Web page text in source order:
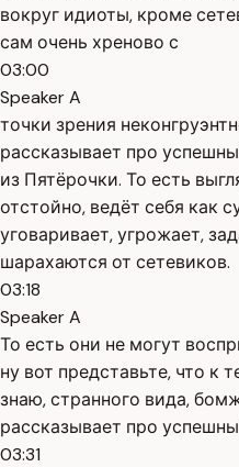
вокруг идиоты, кроме
сам очень хреново с
03:00
Speaker A
точки зрения
рассказывает про
из Пятёрочки. То есть
отстойно, ведёт себя как
уговаривает, угрожает,
шарахаются от сетевиков.
03:18
Speaker A
То есть они не могут
ну вот представьте, что к
знаю, странного вида,
рассказывает про
03:31